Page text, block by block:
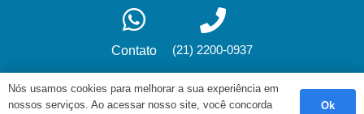
Contato (21) 2200-0937
Desenvolvimento: fox.art.br
Nós usamos cookies para melhorar a sua experiência em
nossos serviços. Ao acessar nosso site, você concorda
Ok